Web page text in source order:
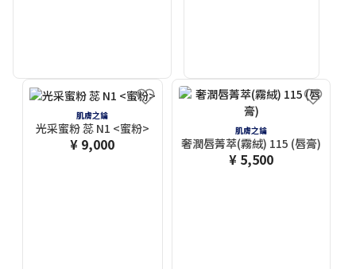
肌膚之鑰
光采蜜粉 蕊 N1 <蜜粉>
¥ 9,000
肌膚之鑰
奢潤唇菁萃(霧絨) 115 (唇膏)
¥ 5,500